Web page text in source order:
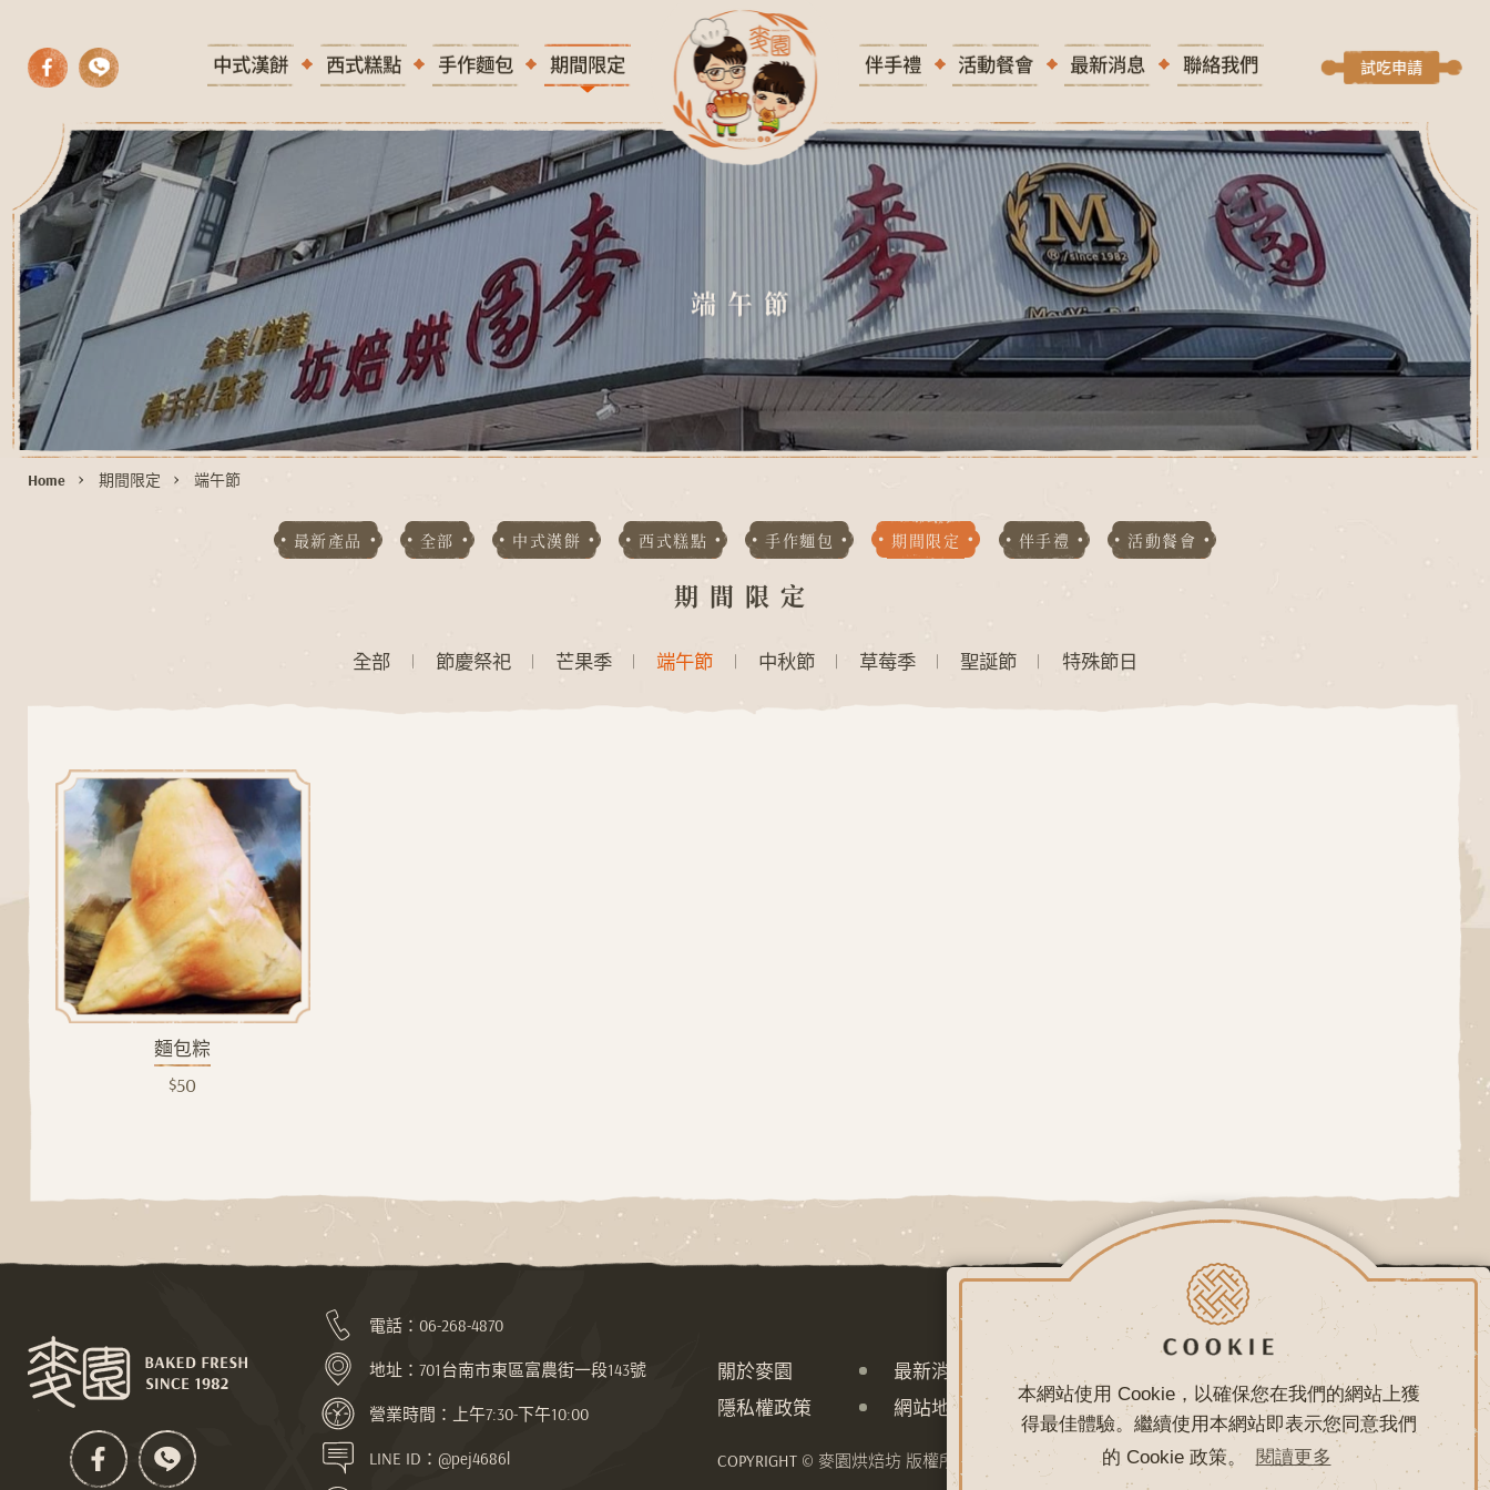
本網站使用 Cookie，以確保您在我們的網站上獲
得最佳體驗。繼續使用本網站即表示您同意我們
的 Cookie 政策。
閱讀更多
G
N
I D
O
L
試吃申請
中式漢餅 西式糕點 手作麵包 期間限定 伴手禮 活動餐會 最新消息 聯絡我們
端午節
Home 期間限定 端午節
最新產品 全部 中式漢餅 西式糕點 手作麵包 期間限定 伴手禮 活動餐會
期間限定
全部 節慶祭祀 芒果季 端午節 中秋節 草莓季 聖誕節 特殊節日
麵包粽
$50
電話： 06-268-4870
地址： 701台南市東區富農街一段143號
營業時間：上午7:30-下午10:00
LINE ID：@pej4686l
關於麥園 最新消息
聯絡我們
隱私權政策
網站地圖
COPYRIGHT © 麥園烘焙坊 版權所有 網頁設計 - 鉅潞科技